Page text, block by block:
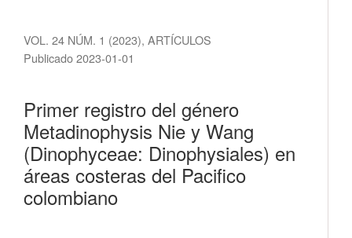
VOL. 24 NÚM. 1 (2023), ARTÍCULOS
Primer registro del género
Metadinophysis Nie y Wang
(Dinophyceae: Dinophysiales) en
áreas costeras del Pacifico
colombiano
Publicado 2023-01-01